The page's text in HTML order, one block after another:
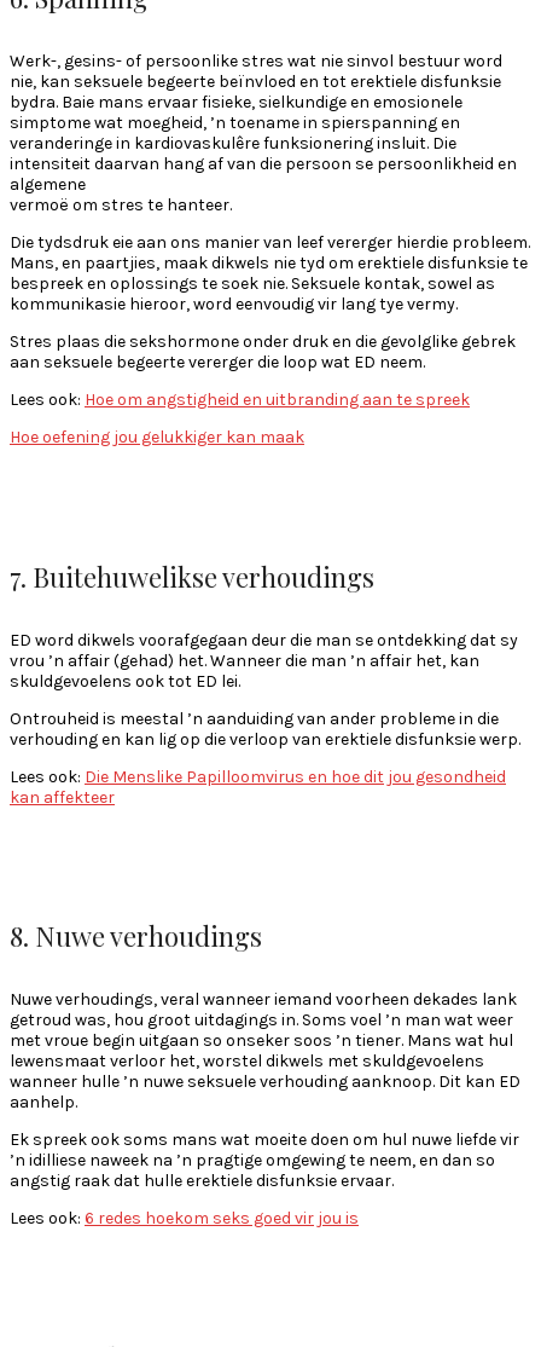
Werk-, gesins- of persoonlike stres wat nie sinvol bestuur word
nie, kan seksuele begeerte beïnvloed en tot erektiele disfunksie
bydra. Baie mans ervaar fisieke, sielkundige en emosionele
simptome wat moegheid, ’n toename in spierspanning en
veranderinge in kardiovaskulêre funksionering insluit. Die
intensiteit daarvan hang af van die persoon se persoonlikheid en
algemene
vermoë om stres te hanteer.
Die tydsdruk eie aan ons manier van leef vererger hierdie probleem.
Mans, en paartjies, maak dikwels nie tyd om erektiele disfunksie te
bespreek en oplossings te soek nie. Seksuele kontak, sowel as
kommunikasie hieroor, word eenvoudig vir lang tye vermy.
Stres plaas die sekshormone onder druk en die gevolglike gebrek
aan seksuele begeerte vererger die loop wat ED neem.
Lees ook: Hoe om angstigheid en uitbranding aan te spreek
Hoe oefening jou gelukkiger kan maak
7. Buitehuwelikse verhoudings
ED word dikwels voorafgegaan deur die man se ontdekking dat sy
vrou ’n affair (gehad) het. Wanneer die man ’n affair het, kan
skuldgevoelens ook tot ED lei.
Ontrouheid is meestal ’n aanduiding van ander probleme in die
verhouding en kan lig op die verloop van erektiele disfunksie werp.
Lees ook: Die Menslike Papilloomvirus en hoe dit jou gesondheid
kan affekteer
8. Nuwe verhoudings
Nuwe verhoudings, veral wanneer iemand voorheen dekades lank
getroud was, hou groot uitdagings in. Soms voel ’n man wat weer
met vroue begin uitgaan so onseker soos ’n tiener. Mans wat hul
lewensmaat verloor het, worstel dikwels met skuldgevoelens
wanneer hulle ’n nuwe seksuele verhouding aanknoop. Dit kan ED
aanhelp.
Ek spreek ook soms mans wat moeite doen om hul nuwe liefde vir
’n idilliese naweek na ’n pragtige omgewing te neem, en dan so
angstig raak dat hulle erektiele disfunksie ervaar.
Lees ook: 6 redes hoekom seks goed vir jou is